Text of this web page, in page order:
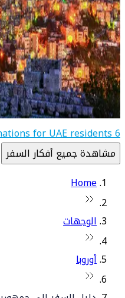
6 affordable winter destinations for UAE residents
مشاهدة جميع أفكار السفر
Home
الوجهات
أوروبا